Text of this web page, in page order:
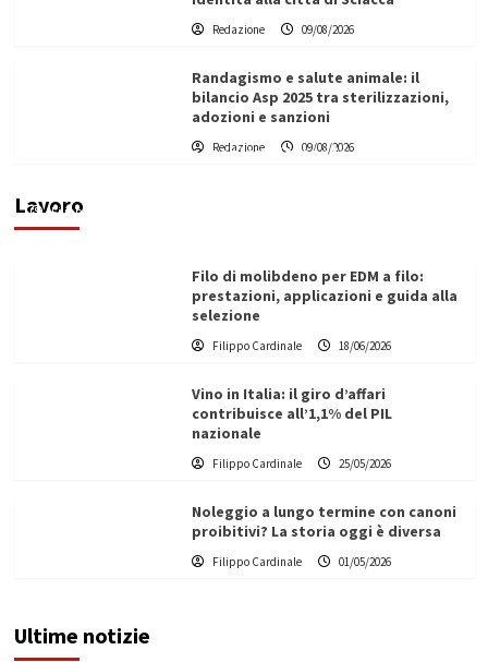
Redazione 09/08/2026
Randagismo e salute animale: il
bilancio Asp 2025 tra sterilizzazioni,
adozioni e sanzioni
Redazione 09/08/2026
Lavoro
L’ingegnere saccense Buscarnera partner chiave
di un progetto transnazionale per la transizione
Filippo Cardinale
Filo di molibdeno per EDM a filo:
prestazioni, applicazioni e guida alla
selezione
Filippo Cardinale 18/06/2026
Vino in Italia: il giro d’affari
contribuisce all’1,1% del PIL
nazionale
Filippo Cardinale 25/05/2026
Noleggio a lungo termine con canoni
proibitivi? La storia oggi è diversa
Filippo Cardinale 01/05/2026
Ultime notizie